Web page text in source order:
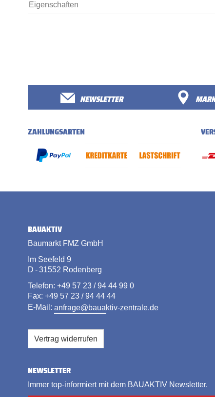
Eigenschaften
NEWSLETTER
ZAHLUNGSARTEN
BAUAKTIV
Baumarkt FMZ GmbH
Im Seefeld 9
D - 31552 Rodenberg
Telefon: +49 57 23 / 94 44 99 0
Fax: +49 57 23 / 94 44 44
E-Mail: anfrage@bauaktiv-zentrale.de
Vertrag widerrufen
NEWSLETTER
Immer top-informiert mit dem BAUAKTIV Newsletter.